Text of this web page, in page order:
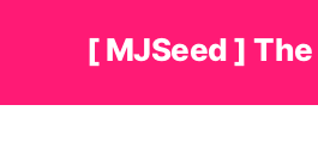
[ MJSeed ]